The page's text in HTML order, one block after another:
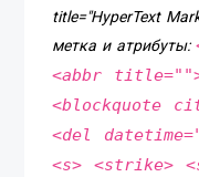
title="HyperText
метка и атрибуты:
<abbr
<blockquote
<del
<s> <strike>